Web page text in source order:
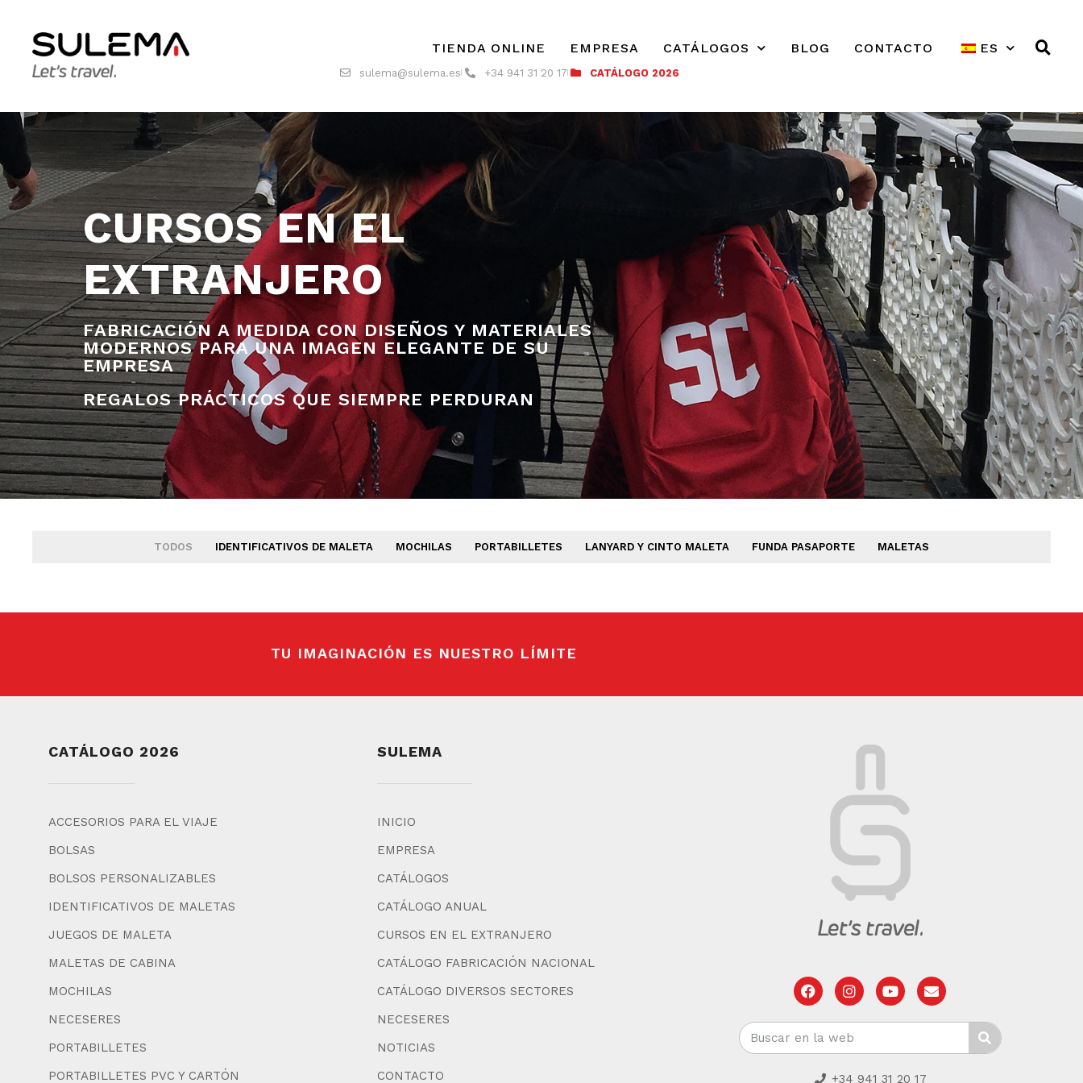
TIENDA ONLINE EMPRESA CATÁLOGOS BLOG CONTACTO ES
sulema@sulema.es +34 941 31 20 17 CATÁLOGO 2026
CURSOS EN EL
EXTRANJERO
FABRICACIÓN A MEDIDA CON DISEÑOS Y MATERIALES
MODERNOS PARA UNA IMAGEN ELEGANTE DE SU
EMPRESA
REGALOS PRÁCTICOS QUE SIEMPRE PERDURAN
TODOS IDENTIFICATIVOS DE MALETA MOCHILAS PORTABILLETES LANYARD Y CINTO MALETA FUNDA PASAPORTE MALETAS
TU IMAGINACIÓN ES NUESTRO LÍMITE
CATÁLOGO 2026
ACCESORIOS PARA EL VIAJE
BOLSAS
BOLSOS PERSONALIZABLES
IDENTIFICATIVOS DE MALETAS
JUEGOS DE MALETA
MALETAS DE CABINA
MOCHILAS
NECESERES
PORTABILLETES
PORTABILLETES PVC Y CARTÓN
SULEMA
INICIO
EMPRESA
CATÁLOGOS
CATÁLOGO ANUAL
CURSOS EN EL EXTRANJERO
CATÁLOGO FABRICACIÓN NACIONAL
CATÁLOGO DIVERSOS SECTORES
NECESERES
NOTICIAS
CONTACTO
+34 941 31 20 17